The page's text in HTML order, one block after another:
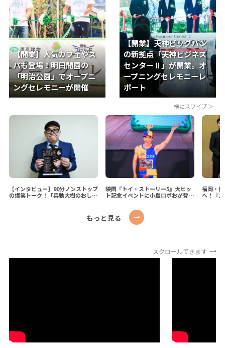
【開業】人気カフェやス
パも登場！明日開園の
「明治公園」でオープニ
ングセレモニーが開催
【開業】天神ビッグバン
の新拠点「天神ビジネス
センターⅡ」が開業。オ
ープニングセレモニーレ
ポート
【インタビュー】90分ノンストップ
の爆笑トーク！「兵動大樹のおしゃ
映画『トイ・ストーリー5』大ヒッ
ト記念イベントに小島ロボおが登
福岡・
へ！『
もっと見る
スクロールできます